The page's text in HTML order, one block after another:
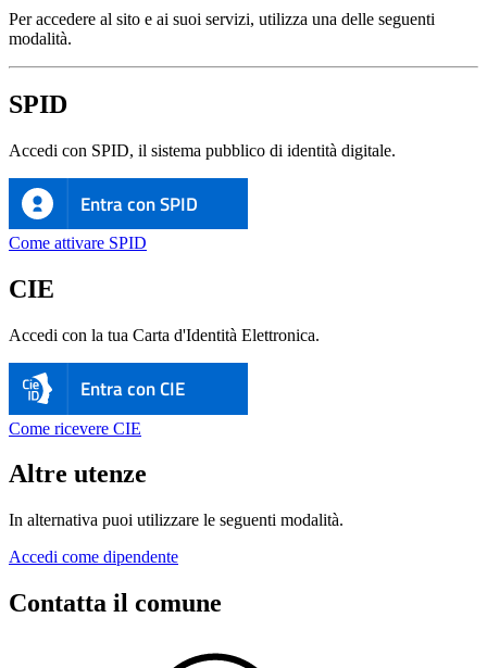
Per accedere al sito e ai suoi servizi, utilizza una delle seguenti
modalità.
SPID
Accedi con SPID, il sistema pubblico di identità digitale.
Entra con SPID
Come attivare SPID
CIE
Accedi con la tua Carta d'Identità Elettronica.
Entra con CIE
Come ricevere CIE
Altre utenze
In alternativa puoi utilizzare le seguenti modalità.
Accedi come dipendente
Contatta il comune